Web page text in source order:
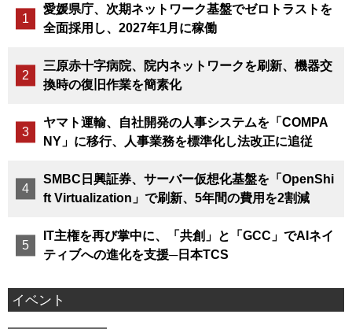
愛媛県庁、次期ネットワーク基盤でゼロトラストを
全面採用し、2027年1月に稼働
三原赤十字病院、院内ネットワークを刷新、機器交
換時の復旧作業を簡素化
ヤマト運輸、自社開発の人事システムを「COMPA
NY」に移行、人事業務を標準化し法改正に追従
SMBC日興証券、サーバー仮想化基盤を「OpenShi
ft Virtualization」で刷新、5年間の費用を2割減
IT主権を再び掌中に、「共創」と「GCC」でAIネイ
ティブへの進化を支援─日本TCS
イベント